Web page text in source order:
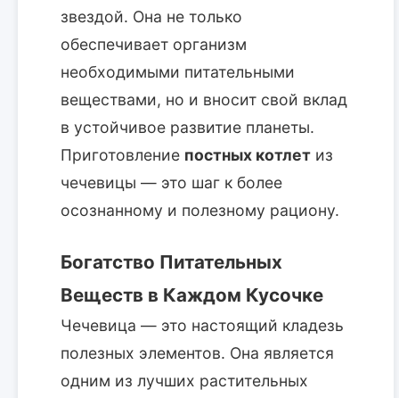
звездой. Она не только
обеспечивает организм
необходимыми питательными
веществами, но и вносит свой вклад
в устойчивое развитие планеты.
Приготовление постных котлет из
чечевицы — это шаг к более
осознанному и полезному рациону.
Богатство Питательных
Веществ в Каждом Кусочке
Чечевица — это настоящий кладезь
полезных элементов. Она является
одним из лучших растительных